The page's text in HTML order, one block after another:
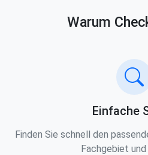
Warum
Einfache
Finden Sie schnell den
Fachgebiet